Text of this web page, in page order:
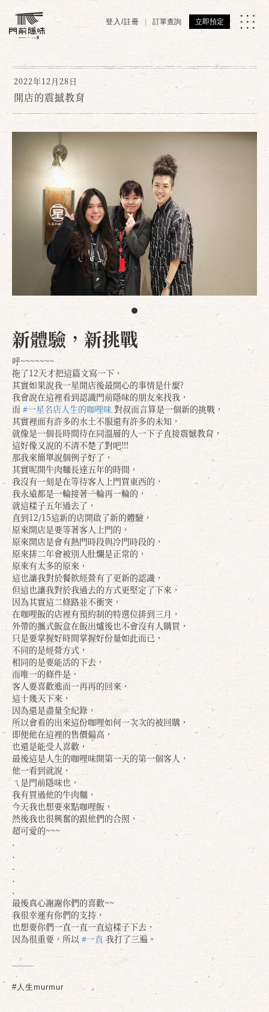
登入/註冊 訂單查詢 立即預定
2022年12月28日
開店的震撼教育
新體驗，新挑戰
呼~~~~~~~
拖了12天才把這篇文寫一下，
其實如果說我一星開店後最開心的事情是什麼?
我會說在這裡看到認識門前隱味的朋友來找我，
而 #一星名店人生的咖哩味 對叔而言算是一個新的挑戰，
其實裡面有許多的水土不服還有許多的未知，
就像是一個長時間待在同溫層的人一下子直接震憾教育，
這好像又說的不清不楚了對吧!!!
那我來簡單說個例子好了，
其實呢開牛肉麵長達五年的時間，
我沒有一刻是在等待客人上門買東西的，
我永遠都是一輪接著一輪再一輪的，
就這樣子五年過去了，
直到12/15這新的店開啟了新的體驗，
原來開店是要等著客人上門的，
原來開店是會有熱門時段與冷門時段的，
原來排二年會被別人肚爛是正常的，
原來有太多的原來，
這也讓我對於餐飲經營有了更新的認識，
但這也讓我對於我過去的方式更堅定了下來，
因為其實這二條路並不衝突，
在咖哩飯的店裡有預約制的特選位排到三月，
外帶的攜式飯盒在飯出爐後也不會沒有人購買，
只是要掌握好時間掌握好份量如此而已，
不同的是經營方式，
相同的是要能活的下去，
而唯一的條件是，
客人要喜歡進而一再再的回來，
這十幾天下來，
因為還是盡量全紀錄，
所以會看的出來這份咖哩如何一次次的被回購，
即便他在這裡的售價偏高，
也還是能受人喜歡，
最後這是人生的咖哩味開第一天的第一個客人，
他一看到就說，
ㄟ是門前隱味也，
我有買過他的牛肉麵，
今天我也想要來點咖哩飯，
然後我也很興奮的跟他們的合照，
超可愛的~~~
.
.
.
.
.
最後真心謝謝你們的喜歡~~
我很幸運有你們的支持，
也想要你們一直一直一直這樣子下去，
因為很重要，所以 #一直 我打了三遍。
#人生murmur
確定